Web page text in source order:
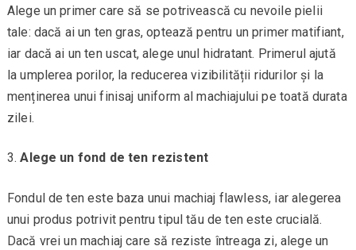
Alege un primer care să se potrivească cu nevoile pielii
tale: dacă ai un ten gras, optează pentru un primer matifiant,
iar dacă ai un ten uscat, alege unul hidratant. Primerul ajută
la umplerea porilor, la reducerea vizibilității ridurilor și la
menținerea unui finisaj uniform al machiajului pe toată durata
zilei.
Alege un fond de ten rezistent
Fondul de ten este baza unui machiaj flawless, iar alegerea
unui produs potrivit pentru tipul tău de ten este crucială.
Dacă vrei un machiaj care să reziste întreaga zi, alege un